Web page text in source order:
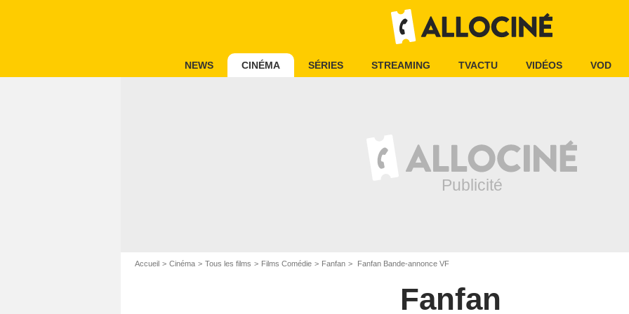
NEWS CINÉMA SÉRIES STREAMING TVACTU VIDÉOS VOD
Accueil Cinéma Tous les films Films Comédie Fanfan Fanfan Bande-annonce VF
Fanfan